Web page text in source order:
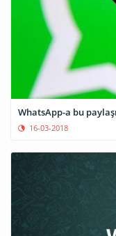
WhatsApp-a bu
16-03-2018